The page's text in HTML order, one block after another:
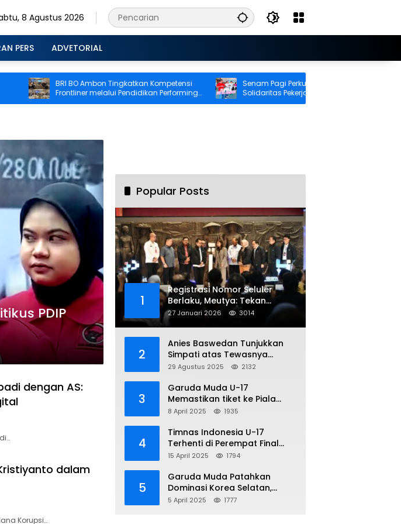
8 Agustus 2026
PERS ADVETORIAL
BRI BO Ambon Tingkatkan Kompetensi
Frontliner melalui Pendidikan Performing
CS dan Teller
Senam Pagi Perkuat Kebugaran dan
Solidaritas Pekerja BRI Cabang Ambon
PDIP
dengan AS:
dalam
Korupsi…
Popular Posts
1
Registrasi Nomor Seluler
Berlaku, Meutya: Tekan
Penipuan Online
27 Januari 2026 3014
2
Anies Baswedan Tunjukkan
Simpati atas Tewasnya
Pengemudi Ojol dalam Aksi
29 Agustus 2025 2132
3
Garuda Muda U-17
Memastikan tiket ke Piala
Dunia Setelah Mencetak
Yaman 4-1 di Piala Asia 2025
8 April 2025 1935
4
Timnas Indonesia U-17
Terhenti di Perempat Final
Piala Asia 2025: Terkecoh
15 April 2025 1794
5
Garuda Muda Patahkan
Dominasi Korea Selatan,
Dalam Laga Pembuka Piala
5 April 2025 1777